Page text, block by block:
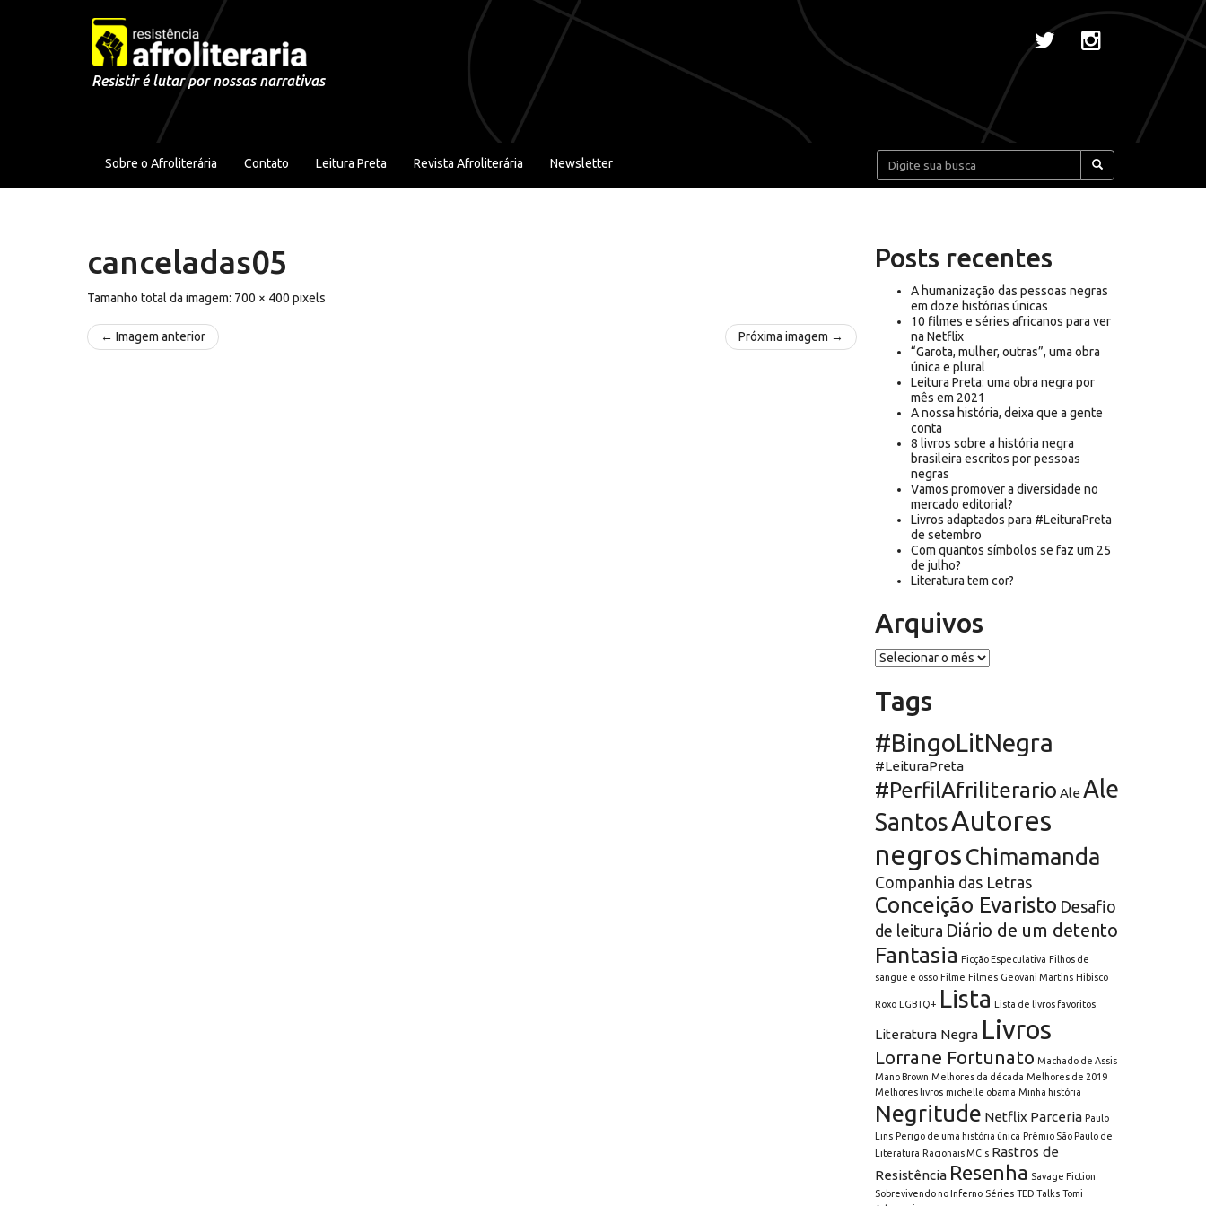
Pular para o conteúdo
Resistir é lutar por nossas narrativas
Sobre o Afroliterária Contato Leitura Preta Revista Afroliterária Newsletter Pesquisar:
canceladas05
Tamanho total da imagem: 700 × 400 pixels
← Imagem anterior Próxima imagem →
Posts recentes
A humanização das pessoas negras
em doze histórias únicas
10 filmes e séries africanos para ver
na Netflix
“Garota, mulher, outras”, uma obra
única e plural
Leitura Preta: uma obra negra por
mês em 2021
A nossa história, deixa que a gente
conta
8 livros sobre a história negra
brasileira escritos por pessoas
negras
Vamos promover a diversidade no
mercado editorial?
Livros adaptados para #LeituraPreta
de setembro
Com quantos símbolos se faz um 25
de julho?
Literatura tem cor?
Arquivos
Arquivos
Tags
#BingoLitNegra
#LeituraPreta
#PerfilAfriliterario Ale Ale
SantosAutores
negros Chimamanda
Companhia das Letras
Conceição Evaristo Desafio
de leitura Diário de um detento
Fantasia Ficção Especulativa Filhos de
sangue e osso Filme Filmes Geovani Martins Hibisco
Roxo LGBTQ+ Lista Lista de livros favoritos
Literatura Negra Livros
Lorrane Fortunato Machado de Assis
Mano Brown Melhores da década Melhores de 2019
Melhores livros michelle obama Minha história
Negritude Netflix Parceria Paulo
Lins Perigo de uma história única Prêmio São Paulo de
Literatura Racionais MC's Rastros de
Resistência Resenha Savage Fiction
Sobrevivendo no Inferno Séries TED Talks Tomi